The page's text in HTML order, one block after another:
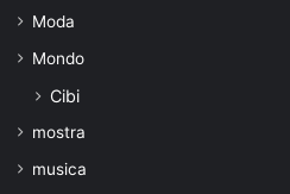
Moda
Mondo
Cibi
mostra
musica